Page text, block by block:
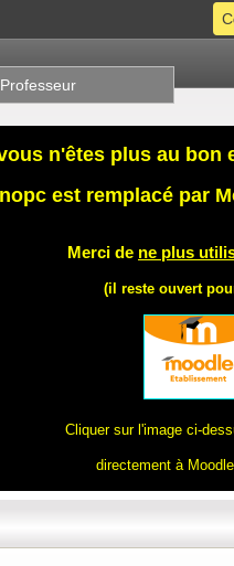
n'êtes plus au bon
est remplacé par
Merci de ne plus
(il reste ouvert
Cliquer sur l'image ci-
directement à